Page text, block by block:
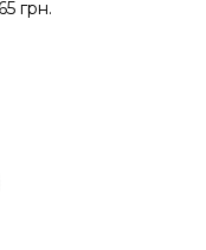
грн.